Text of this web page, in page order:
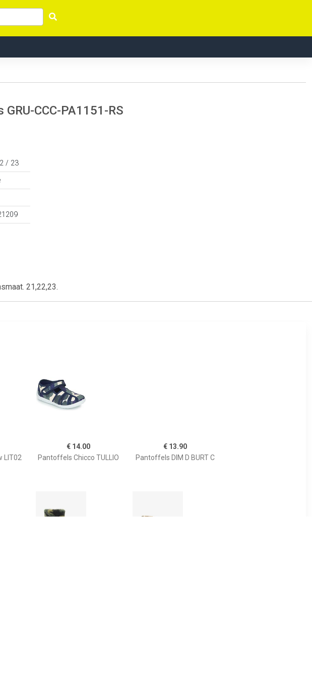
CCC-PA1151-RS
/ 23
21,22,23.
LIT02
€ 14.00
Pantoffels Chicco TULLIO
€ 13.90
Pantoffels DIM D BURT C